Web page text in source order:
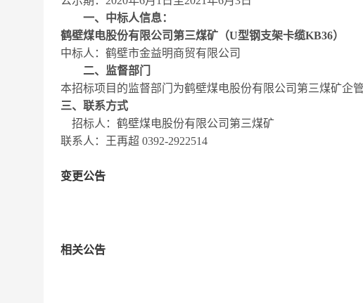
一、中标人信息：
鹤壁煤电股份有限公司第三煤矿（U型钢支架卡缆KB36）
中标人：鹤壁市金益明商贸有限公司
二、监督部门
本招标项目的监督部门为鹤壁煤电股份有限公司第三煤矿企管
三、联系方式
招标人：鹤壁煤电股份有限公司第三煤矿
联系人：王再超 0392-2922514
变更公告
相关公告